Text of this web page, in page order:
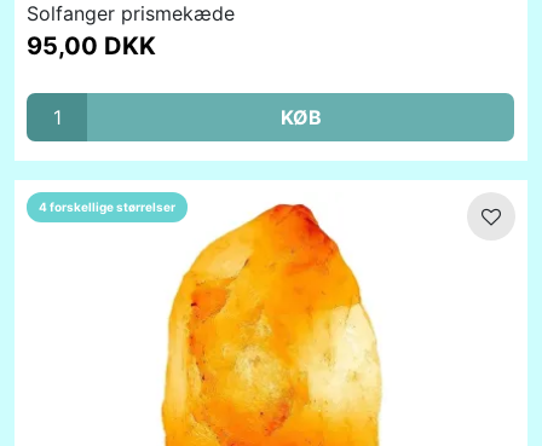
Solfanger prismekæde
95,00 DKK
KØB
4 forskellige størrelser